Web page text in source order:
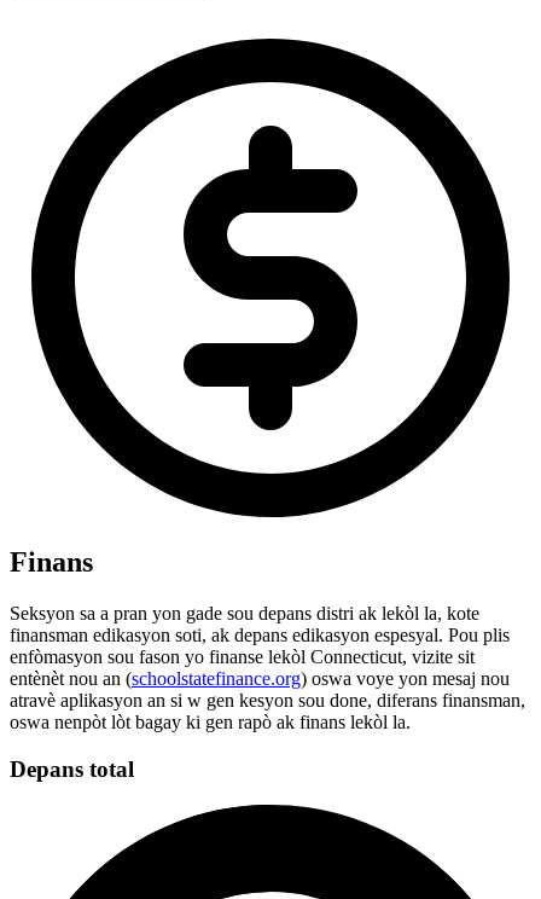
Finans
Seksyon sa a pran yon gade sou depans distri ak lekòl la, kote
finansman edikasyon soti, ak depans edikasyon espesyal. Pou plis
enfòmasyon sou fason yo finanse lekòl Connecticut, vizite sit
entènèt nou an (schoolstatefinance.org) oswa voye yon mesaj nou
atravè aplikasyon an si w gen kesyon sou done, diferans finansman,
oswa nenpòt lòt bagay ki gen rapò ak finans lekòl la.
Depans total